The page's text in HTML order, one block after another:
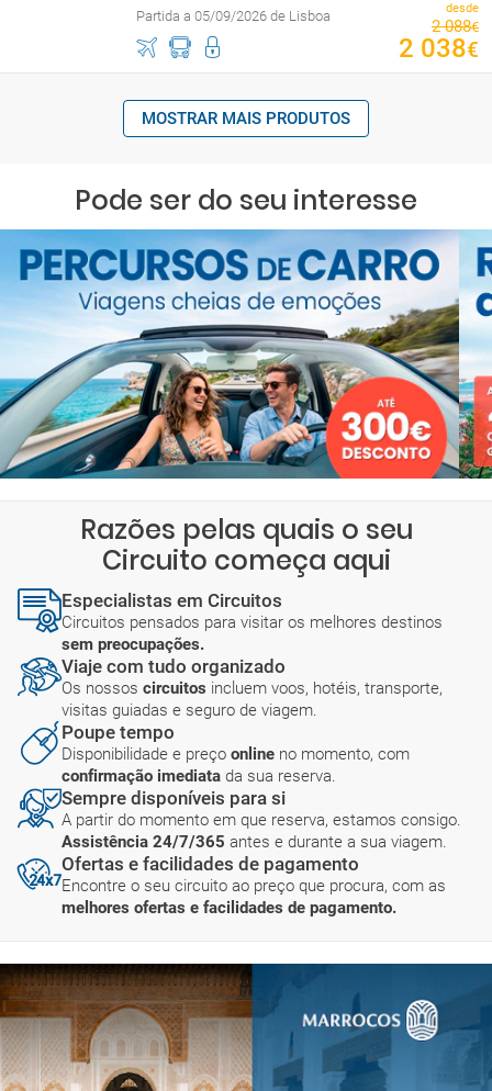
Partida a 05/09/2026 de Lisboa desde
2 088€
2 038€
MOSTRAR MAIS PRODUTOS
Pode ser do seu interesse
Razões pelas quais o seu
Circuito começa aqui
Especialistas em Circuitos
Circuitos pensados para visitar os melhores destinos
sem preocupações.
Viaje com tudo organizado
Os nossos circuitos incluem voos, hotéis, transporte,
visitas guiadas e seguro de viagem.
Poupe tempo
Disponibilidade e preço online no momento, com
confirmação imediata da sua reserva.
Sempre disponíveis para si
A partir do momento em que reserva, estamos consigo.
Assistência 24/7/365 antes e durante a sua viagem.
Ofertas e facilidades de pagamento
Encontre o seu circuito ao preço que procura, com as
melhores ofertas e facilidades de pagamento.